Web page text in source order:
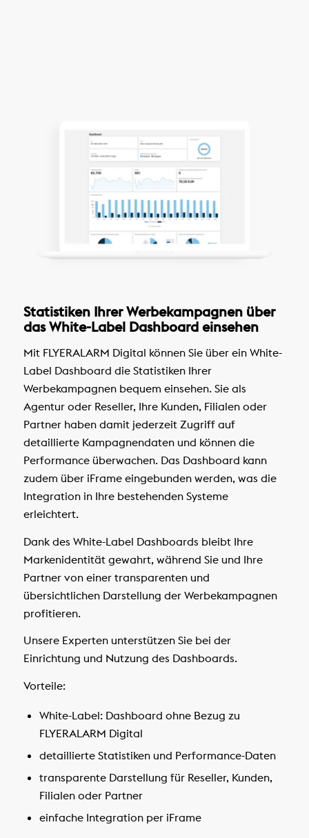
Statistiken Ihrer Werbekampagnen über
das White-Label Dashboard einsehen
Mit FLYERALARM Digital können Sie über ein White-
Label Dashboard die Statistiken Ihrer
Werbekampagnen bequem einsehen. Sie als
Agentur oder Reseller, Ihre Kunden, Filialen oder
Partner haben damit jederzeit Zugriff auf
detaillierte Kampagnendaten und können die
Performance überwachen. Das Dashboard kann
zudem über iFrame eingebunden werden, was die
Integration in Ihre bestehenden Systeme
erleichtert.
Dank des White-Label Dashboards bleibt Ihre
Markenidentität gewahrt, während Sie und Ihre
Partner von einer transparenten und
übersichtlichen Darstellung der Werbekampagnen
profitieren.
Unsere Experten unterstützen Sie bei der
Einrichtung und Nutzung des Dashboards.
Vorteile:
White-Label: Dashboard ohne Bezug zu
FLYERALARM Digital
detaillierte Statistiken und Performance-Daten
transparente Darstellung für Reseller, Kunden,
Filialen oder Partner
einfache Integration per iFrame